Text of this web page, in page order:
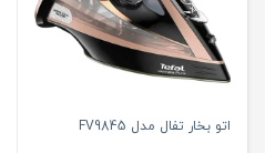
اتو بخار تفال مدل FV9845